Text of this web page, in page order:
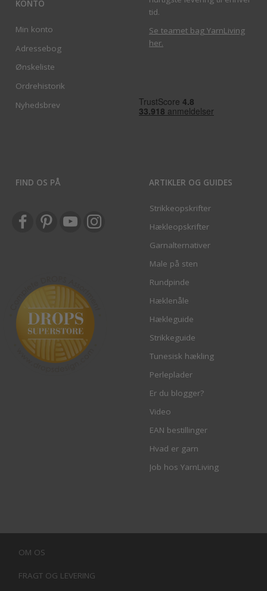
KONTO
Min konto
Adressebog
Ønskeliste
Ordrehistorik
Nyhedsbrev
tid.
Se teamet bag YarnLiving
her.
FIND OS PÅ ARTIKLER OG GUIDES
Strikkeopskrifter
Hækleopskrifter
Garnalternativer
Male på sten
Rundpinde
Hæklenåle
Hækleguide
Strikkeguide
Tunesisk hækling
Perleplader
Er du blogger?
Video
EAN bestillinger
Hvad er garn
Job hos YarnLiving
OM OS
FRAGT OG LEVERING